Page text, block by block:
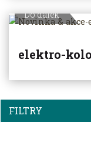
FILTRY
Do dálek
elektro-